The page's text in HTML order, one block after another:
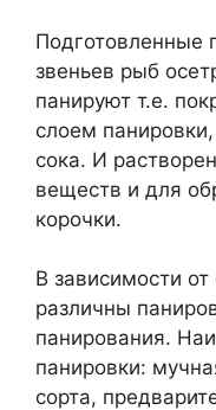
Подготовленные
звеньев рыб
панируют т.е.
слоем
сока. И
веществ и для
корочки.
В зависимости
различны
панирования.
панировки:
сорта,